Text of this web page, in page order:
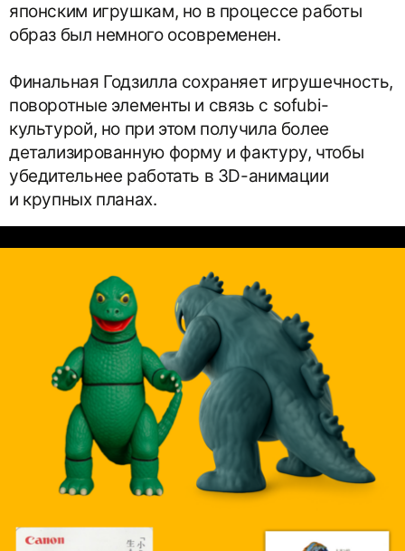
японским игрушкам, но в процессе работы
образ был немного осовременен.
Финальная Годзилла сохраняет игрушечность,
поворотные элементы и связь с sofubi-
культурой, но при этом получила более
детализированную форму и фактуру, чтобы
убедительнее работать в 3D-анимации
и крупных планах.